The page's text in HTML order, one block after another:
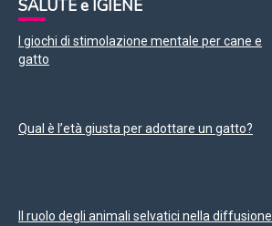
SALUTE e IGIENE
I giochi di stimolazione mentale per cane e
gatto
Qual è l’età giusta per adottare un gatto?
Il ruolo degli animali selvatici nella diffusione